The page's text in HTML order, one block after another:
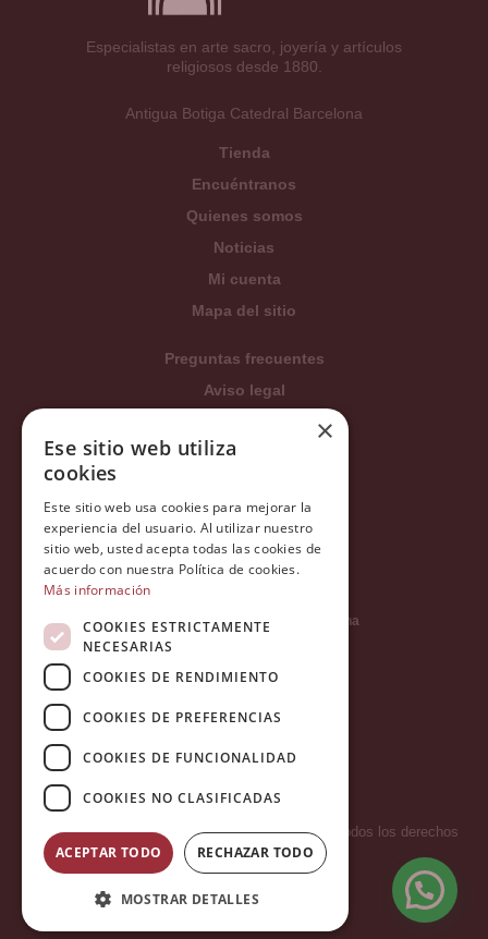
Especialistas en arte sacro, joyería y artículos
religiosos desde 1880.
Antigua Botiga Catedral Barcelona
Tienda
Encuéntranos
Quienes somos
Noticias
Mi cuenta
Mapa del sitio
Preguntas frecuentes
Aviso legal
Condiciones generales
Política de privacidad
Política Integrada
Tratamiento de datos
Carrer del Duc, 12 - 08002 Barcelona
Copyright 2026 © LA HORMIGA DE ORO S.L. - Todos los derechos
reservados.
×
Ese sitio web utiliza
cookies
Este sitio web usa cookies para mejorar la
experiencia del usuario. Al utilizar nuestro
sitio web, usted acepta todas las cookies de
acuerdo con nuestra Política de cookies.
Más información
COOKIES ESTRICTAMENTE
NECESARIAS
COOKIES DE RENDIMIENTO
COOKIES DE PREFERENCIAS
COOKIES DE FUNCIONALIDAD
COOKIES NO CLASIFICADAS
ACEPTAR TODO RECHAZAR TODO
MOSTRAR DETALLES